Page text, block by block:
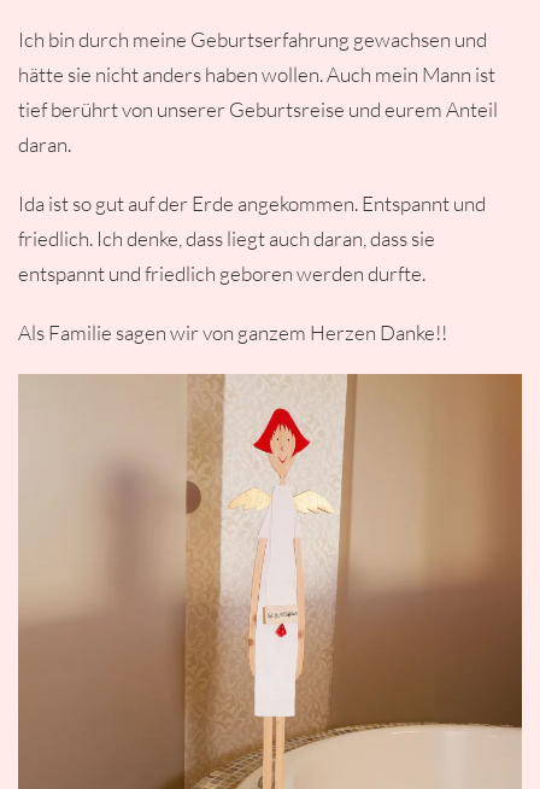
Ich bin durch meine Geburtserfahrung gewachsen und
hätte sie nicht anders haben wollen. Auch mein Mann ist
tief berührt von unserer Geburtsreise und eurem Anteil
daran.
Ida ist so gut auf der Erde angekommen. Entspannt und
friedlich. Ich denke, dass liegt auch daran, dass sie
entspannt und friedlich geboren werden durfte.
Als Familie sagen wir von ganzem Herzen Danke!!